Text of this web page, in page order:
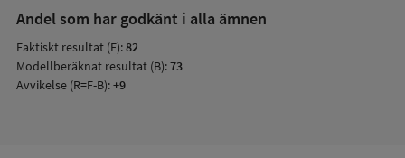
Andel som har godkänt i alla ämnen
Faktiskt resultat (F):82
Modellberäknat resultat (B):73
Avvikelse (R=F-B):+9